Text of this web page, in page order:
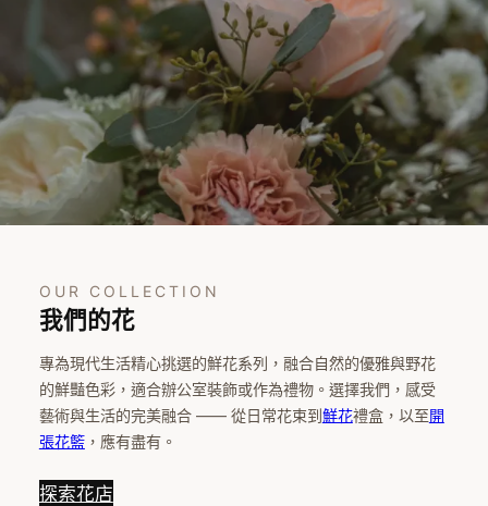
OUR COLLECTION
我們的花
專為現代生活精心挑選的鮮花系列，融合自然的優雅與野花
的鮮豔色彩，適合辦公室裝飾或作為禮物。選擇我們，感受
藝術與生活的完美融合 —— 從日常花束到鮮花禮盒，以至開
張花籃，應有盡有。
探索花店